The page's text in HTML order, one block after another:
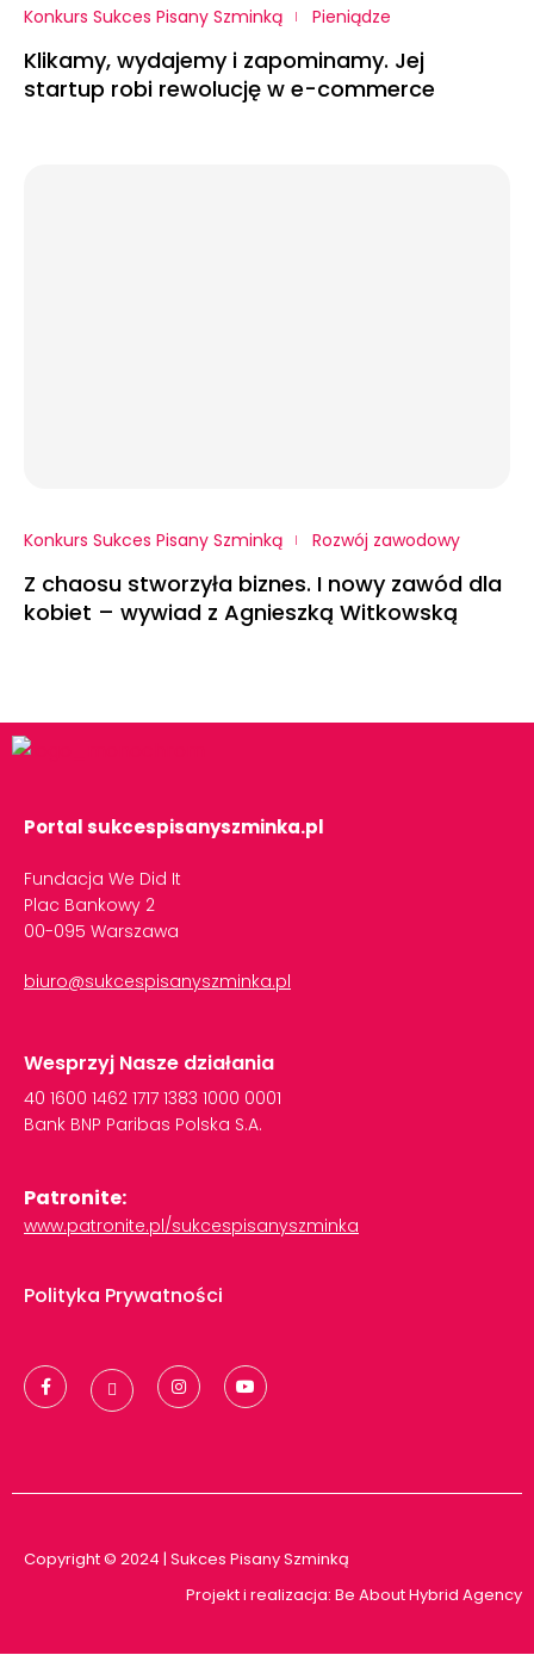
Konkurs Sukces Pisany Szminką Pieniądze
Klikamy, wydajemy i zapominamy. Jej
startup robi rewolucję w e-commerce
Konkurs Sukces Pisany Szminką Rozwój zawodowy
Z chaosu stworzyła biznes. I nowy zawód dla
kobiet – wywiad z Agnieszką Witkowską
Portal sukcespisanyszminka.pl
Fundacja We Did It
Plac Bankowy 2
00-095 Warszawa
biuro@sukcespisanyszminka.pl
Wesprzyj Nasze działania
40 1600 1462 1717 1383 1000 0001
Bank BNP Paribas Polska S.A.
Patronite:
www.patronite.pl/sukcespisanyszminka
Polityka Prywatności
Copyright © 2024 | Sukces Pisany Szminką
Projekt i realizacja: Be About Hybrid Agency